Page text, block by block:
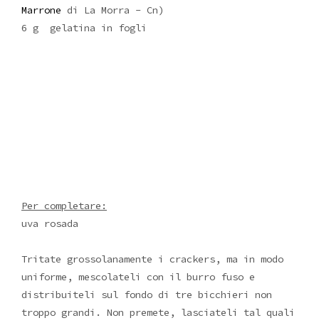
Marrone di La Morra - Cn)
6 g gelatina in fogli
Per completare:
uva rosada
Tritate grossolanamente i crackers, ma in modo
uniforme, mescolateli con il burro fuso e
distribuiteli sul fondo di tre bicchieri non
troppo grandi. Non premete, lasciateli tal quali